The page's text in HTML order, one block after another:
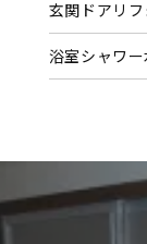
玄関ドアリ
浴室シャワ